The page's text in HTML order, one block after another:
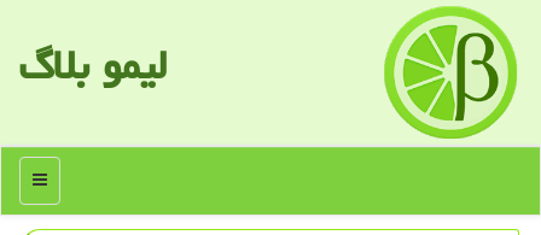
لیمو بلاگ
منو